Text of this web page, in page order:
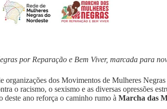
por Reparação e Bem Viver, marcada para
dos Movimentos de Mulheres
o racismo, o sexismo e as diversas opressões
ano reforça o caminho rumo à Marcha das